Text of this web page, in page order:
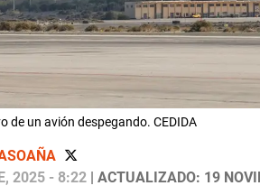
de un avión despegando. CEDIDA
2025 - 8:22| ACTUALIZADO: 19